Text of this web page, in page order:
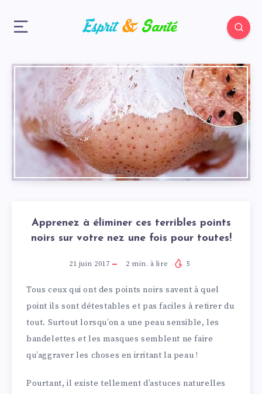
Apprenez à éliminer ces terribles points
noirs sur votre nez une fois pour toutes!
21 juin 2017 2 min. à lire 5
Tous ceux qui ont des points noirs savent à quel
point ils sont détestables et pas faciles à retirer du
tout. Surtout lorsqu’on a une peau sensible, les
bandelettes et les masques semblent ne faire
qu’aggraver les choses en irritant la peau !
Pourtant, il existe tellement d’astuces naturelles